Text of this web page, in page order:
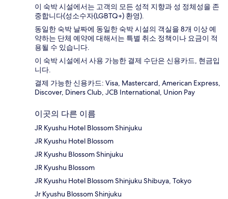
이 숙박 시설에서는 고객의 모든 성적 지향과 성 정체성을 존
중합니다(성소수자(LGBTQ+) 환영).
동일한 숙박 날짜에 동일한 숙박 시설의 객실을 8개 이상 예
약하는 단체 예약에 대해서는 특별 취소 정책이나 요금이 적
용될 수 있습니다.
이 숙박 시설에서 사용 가능한 결제 수단은 신용카드, 현금입
니다.
결제 가능한 신용카드: Visa, Mastercard, American Express,
Discover, Diners Club, JCB International, Union Pay
이곳의 다른 이름
JR Kyushu Hotel Blossom Shinjuku
JR Kyushu Hotel Blossom
JR Kyushu Blossom Shinjuku
JR Kyushu Blossom
JR Kyushu Hotel Blossom Shinjuku Shibuya, Tokyo
Jr Kyushu Blossom Shinjuku